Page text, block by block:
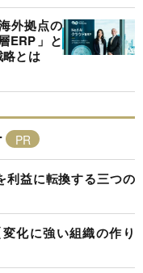
外拠点の
ERP」と
とは
利益に転換する三つの
化に強い組織の作り